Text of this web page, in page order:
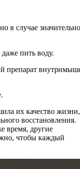
в случае
пить воду.
препарат
их качество жизни,
восстановления.
время, другие
чтобы каждый